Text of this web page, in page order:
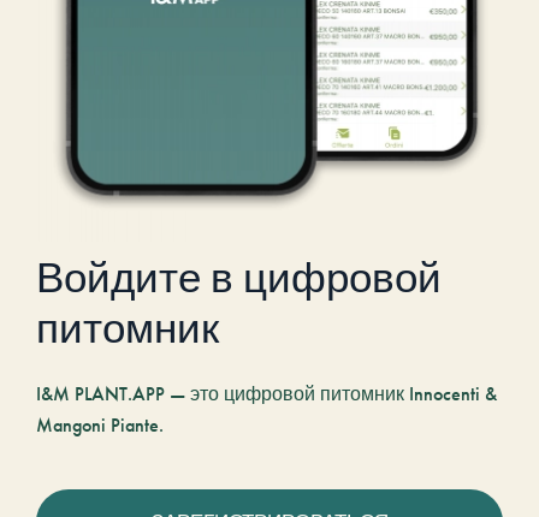
Войдите в цифровой
питомник
I&M PLANT.APP — это цифровой питомник Innocenti &
Mangoni Piante.